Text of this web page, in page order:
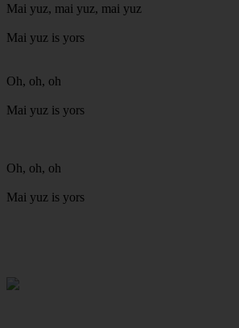
Mai yuz, mai yuz, mai yuz
Mai yuz is yors
Oh, oh, oh
Mai yuz is yors
Oh, oh, oh
Mai yuz is yors